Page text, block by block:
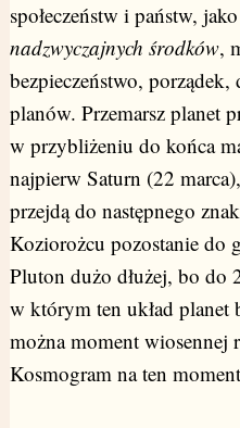
społeczeństw i państw,
nadzwyczajnych środków,
bezpieczeństwo,
planów. Przemarsz planet
w przybliżeniu do końca
najpierw Saturn (22
przejdą do następnego
Koziorożcu pozostanie do
Pluton dużo dłużej, bo do
w którym ten układ planet
można moment wiosennej
Kosmogram na ten